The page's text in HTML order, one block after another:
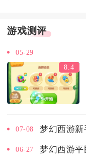
游戏测评
05-29
8.4
07-08 梦幻西游新
06-27 梦幻西游